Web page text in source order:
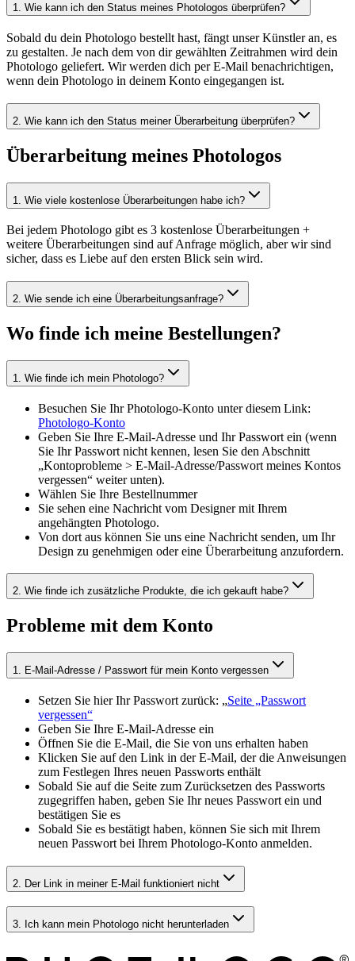
1. Wie kann ich den Status meines Photologos überprüfen?
Sobald du dein Photologo bestellt hast, fängt unser Künstler an, es
zu gestalten. Je nach dem von dir gewählten Zeitrahmen wird dein
Photologo geliefert. Wir werden dich per E-Mail benachrichtigen,
wenn dein Photologo in deinem Konto eingegangen ist.
2 Wie kann ich den Status meiner Überarbeitung überprüfen?
Überarbeitung meines Photologos
1 Wie viele kostenlose Überarbeitungen habe ich?
Bei jedem Photologo gibt es 3 kostenlose Überarbeitungen +
weitere Überarbeitungen sind auf Anfrage möglich, aber wir sind
sicher, dass es Liebe auf den ersten Blick sein wird.
2. Wie sende ich eine Überarbeitungsanfrage?
Wo finde ich meine Bestellungen?
1 Wie finde ich mein Photologo?
Besuchen Sie Ihr Photologo-Konto unter diesem Link:
Photologo-Konto
Geben Sie Ihre E-Mail-Adresse und Ihr Passwort ein (wenn
Sie Ihr Passwort nicht kennen, lesen Sie den Abschnitt
„Kontoprobleme > E-Mail-Adresse/Passwort meines Kontos
vergessen“ weiter unten).
Wählen Sie Ihre Bestellnummer
Sie sehen eine Nachricht vom Designer mit Ihrem
angehängten Photologo.
Von dort aus können Sie uns eine Nachricht senden, um Ihr
Design zu genehmigen oder eine Überarbeitung anzufordern.
2. Wie finde ich zusätzliche Produkte, die ich gekauft habe?
Probleme mit dem Konto
1. E-Mail-Adresse / Passwort für mein Konto vergessen
Setzen Sie hier Ihr Passwort zurück: „Seite „Passwort
vergessen“
Geben Sie Ihre E-Mail-Adresse ein
Öffnen Sie die E-Mail, die Sie von uns erhalten haben
Klicken Sie auf den Link in der E-Mail, der die Anweisungen
zum Festlegen Ihres neuen Passworts enthält
Sobald Sie auf die Seite zum Zurücksetzen des Passworts
zugegriffen haben, geben Sie Ihr neues Passwort ein und
bestätigen Sie es
Sobald Sie es bestätigt haben, können Sie sich mit Ihrem
neuen Passwort bei Ihrem Photologo-Konto anmelden.
2 Der Link in meiner E-Mail funktioniert nicht
3. Ich kann mein Photologo nicht herunterladen